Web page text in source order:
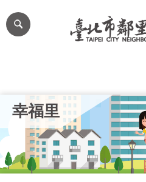
跳到主要內容區塊
網
站
台
幸福里